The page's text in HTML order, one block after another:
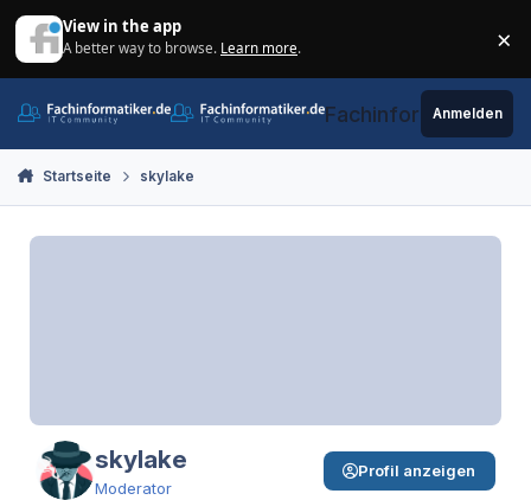
View in the app
A better way to browse. Learn more. ×
Fachinformatiker.de
Anmelden
Startseite skylake
skylake
Moderator
Profil anzeigen